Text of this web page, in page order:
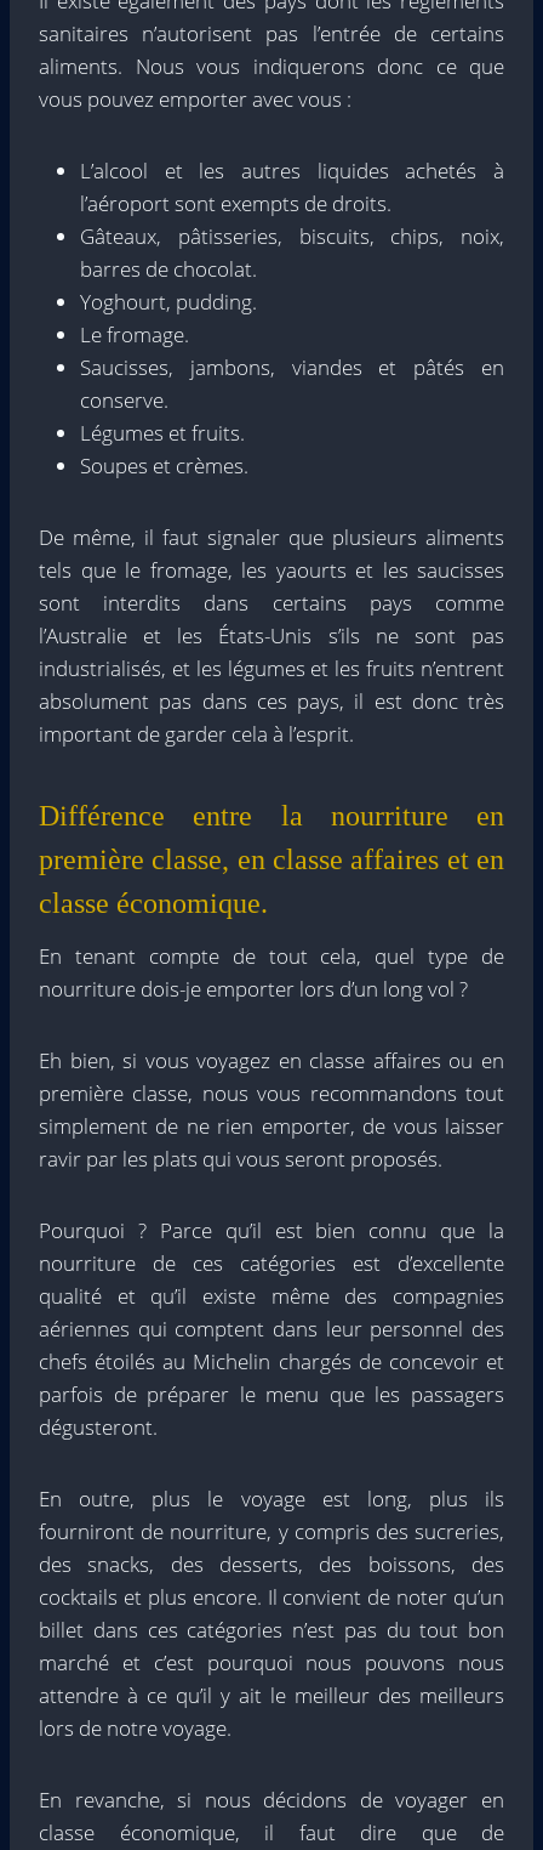
sanitaires n’autorisent pas l’entrée de certains
aliments. Nous vous indiquerons donc ce que
vous pouvez emporter avec vous :
L’alcool et les autres liquides achetés à
l’aéroport sont exempts de droits.
Gâteaux, pâtisseries, biscuits, chips, noix,
barres de chocolat.
Yoghourt, pudding.
Le fromage.
Saucisses, jambons, viandes et pâtés en
conserve.
Légumes et fruits.
Soupes et crèmes.
De même, il faut signaler que plusieurs aliments
tels que le fromage, les yaourts et les saucisses
sont interdits dans certains pays comme
l’Australie et les États-Unis s’ils ne sont pas
industrialisés, et les légumes et les fruits n’entrent
absolument pas dans ces pays, il est donc très
important de garder cela à l’esprit.
Différence entre la nourriture en
première classe, en classe affaires et en
classe économique.
En tenant compte de tout cela, quel type de
nourriture dois-je emporter lors d’un long vol ?
Eh bien, si vous voyagez en classe affaires ou en
première classe, nous vous recommandons tout
simplement de ne rien emporter, de vous laisser
ravir par les plats qui vous seront proposés.
Pourquoi ? Parce qu’il est bien connu que la
nourriture de ces catégories est d’excellente
qualité et qu’il existe même des compagnies
aériennes qui comptent dans leur personnel des
chefs étoilés au Michelin chargés de concevoir et
parfois de préparer le menu que les passagers
dégusteront.
En outre, plus le voyage est long, plus ils
fourniront de nourriture, y compris des sucreries,
des snacks, des desserts, des boissons, des
cocktails et plus encore. Il convient de noter qu’un
billet dans ces catégories n’est pas du tout bon
marché et c’est pourquoi nous pouvons nous
attendre à ce qu’il y ait le meilleur des meilleurs
lors de notre voyage.
En revanche, si nous décidons de voyager en
classe économique, il faut dire que de